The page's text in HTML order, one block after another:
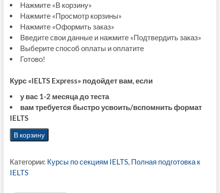
Нажмите «В корзину»
Нажмите «Просмотр корзины»
Нажмите «Оформить заказ»
Введите свои данные и нажмите «Подтвердить заказ»
Выберите способ оплаты и оплатите
Готово!
Курс «IELTS Express» подойдет вам, если
у вас 1-2 месяца до теста
вам требуется быстро усвоить/вспомнить формат
IELTS
Количество
товара
"IELTS
Express
В корзину
Категории: Курсы по секциям IELTS, Полная подготовка к
IELTS